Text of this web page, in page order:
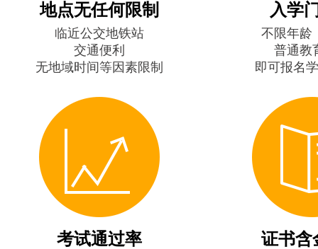
地点无任何限制
临近公交地铁站
交通便利
无地域时间等因素限制
入学
不限年龄
普通教
即可报名
考试通过率 证书含